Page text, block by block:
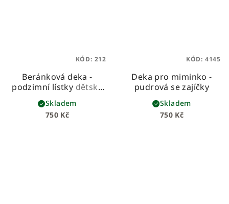
Beránková deka -
podzimní lístky dětská
beránková deka z
prémiové bavlny a
hebkého beránka
750 Kč
Skladem
KÓD: 212
Deka pro miminko -
pudrová se zajíčky
750 Kč
Skladem
KÓD: 4145